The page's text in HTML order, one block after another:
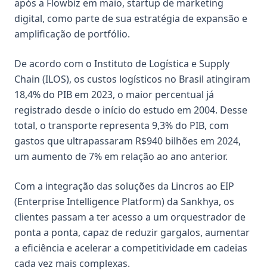
após a Flowbiz em maio, startup de marketing
digital, como parte de sua estratégia de expansão e
amplificação de portfólio.
De acordo com o Instituto de Logística e Supply
Chain (ILOS), os custos logísticos no Brasil atingiram
18,4% do PIB em 2023, o maior percentual já
registrado desde o início do estudo em 2004. Desse
total, o transporte representa 9,3% do PIB, com
gastos que ultrapassaram R$940 bilhões em 2024,
um aumento de 7% em relação ao ano anterior.
Com a integração das soluções da Lincros ao EIP
(Enterprise Intelligence Platform) da Sankhya, os
clientes passam a ter acesso a um orquestrador de
ponta a ponta, capaz de reduzir gargalos, aumentar
a eficiência e acelerar a competitividade em cadeias
cada vez mais complexas.